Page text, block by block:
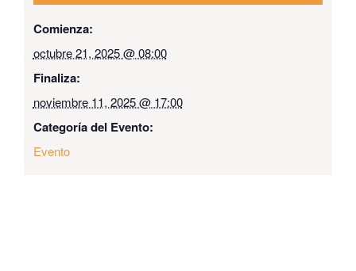
Comienza:
octubre 21, 2025 @ 08:00
Finaliza:
noviembre 11, 2025 @ 17:00
Categoría del Evento:
Evento